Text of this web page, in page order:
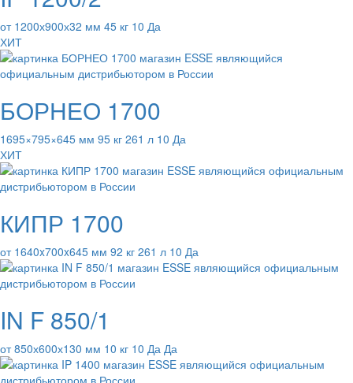
от 1200х900х32 мм 45 кг 10 Да
ХИТ
БОРНЕО 1700
1695×795×645 мм 95 кг 261 л 10 Да
ХИТ
КИПР 1700
от 1640x700x645 мм 92 кг 261 л 10 Да
IN F 850/1
от 850х600х130 мм 10 кг 10 Да Да